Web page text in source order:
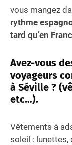
vous mangez
rythme
tard qu’en
Avez-vous
voyageurs
à Séville ?
etc…).
Vêtements à
soleil : lunettes,